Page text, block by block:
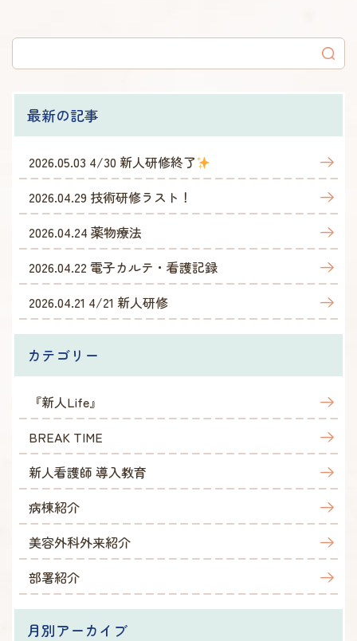
最新の記事
2026.05.03 4/30 新人研修終了
2026.04.29 技術研修ラスト！
2026.04.24 薬物療法
2026.04.22 電子カルテ・看護記録
2026.04.21 4/21 新人研修
カテゴリー
『新人Life』
BREAK TIME
新人看護師 導入教育
病棟紹介
美容外科外来紹介
部署紹介
月別アーカイブ